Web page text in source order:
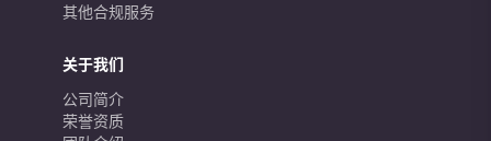
其他合规服务
关于我们
公司简介
荣誉资质